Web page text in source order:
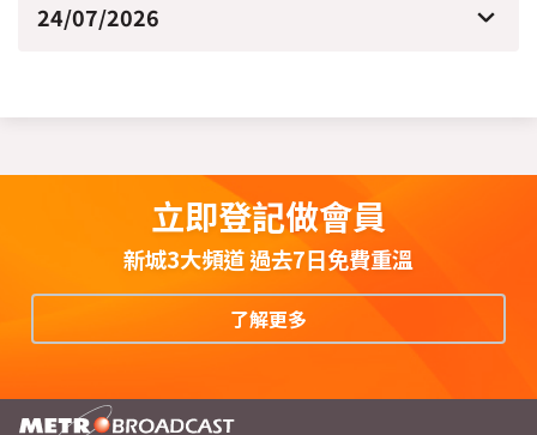
24/07/2026
立即登記做會員
新城3大頻道 過去7日免費重溫
了解更多